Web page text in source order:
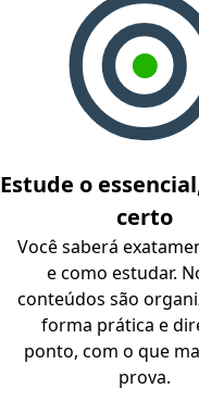
Estude o
certo
Você saberá
e como estudar.
conteúdos são
forma prática e
ponto, com o que
prova.